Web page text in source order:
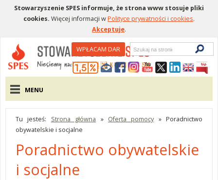
Stowarzyszenie SPES informuje, że strona www stosuje pliki
cookies. Więcej informacji wPolityce prywatności i cookies.
Akceptuje.
Menu pomocniczeWPŁACAM DAR
Wyszukiwarka
Menu główne
MENU
Tu jesteś: Strona główna » Oferta pomocy» Poradnictwo
obywatelskie i socjalne
Poradnictwo obywatelskie
i socjalne